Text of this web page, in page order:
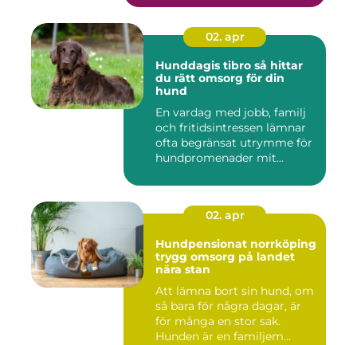
02. apr
Hunddagis tibro så hittar
du rätt omsorg för din
hund
En vardag med jobb, familj
och fritidsintressen lämnar
ofta begränsat utrymme för
hundpromenader mit...
02. apr
Hundpensionat norrköping
trygg omsorg på landet
nära stan
Att lämna bort sin hund, om
så bara för några dagar, är
för många en stor sak.
Hunden är en familjem...